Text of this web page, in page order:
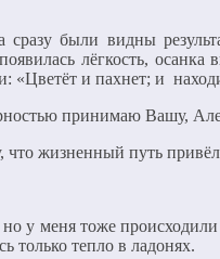
сразу были видны
лёгкость,
«Цветёт и пахнет; и
принимаю Вашу,
что жизненный путь
но у меня тоже
только тепло в ладонях.